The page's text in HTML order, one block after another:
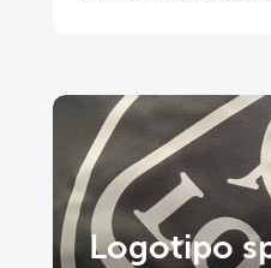
Logotipo